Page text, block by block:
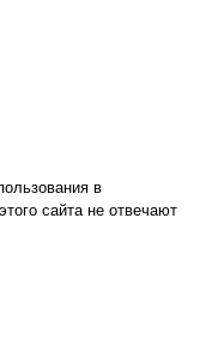
в
сайта не отвечают